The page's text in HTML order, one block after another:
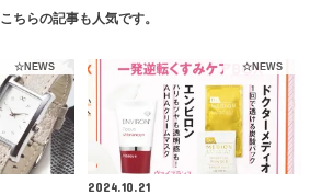
こちらの記事も人気です。
☆NEWS ☆NEWS
2024.10.21